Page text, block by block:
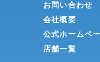
お問い合わせ
会社概要
公式ホームペ
店舗一覧